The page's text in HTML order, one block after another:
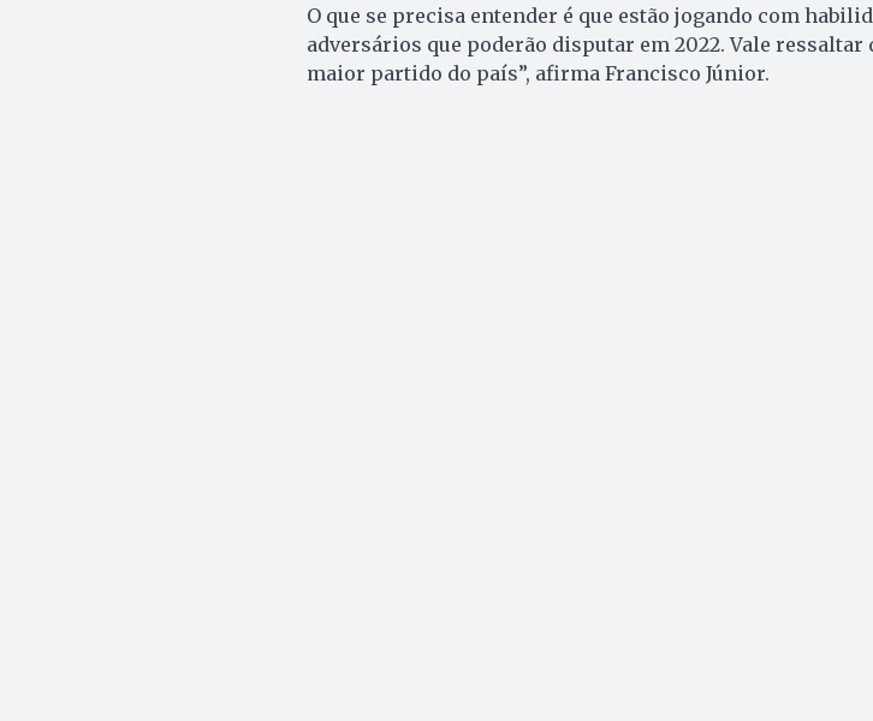
O que se precisa entender é que estão jogando com
adversários que poderão disputar em 2022. Vale ressaltar
maior partido do país”, afirma Francisco Júnior.